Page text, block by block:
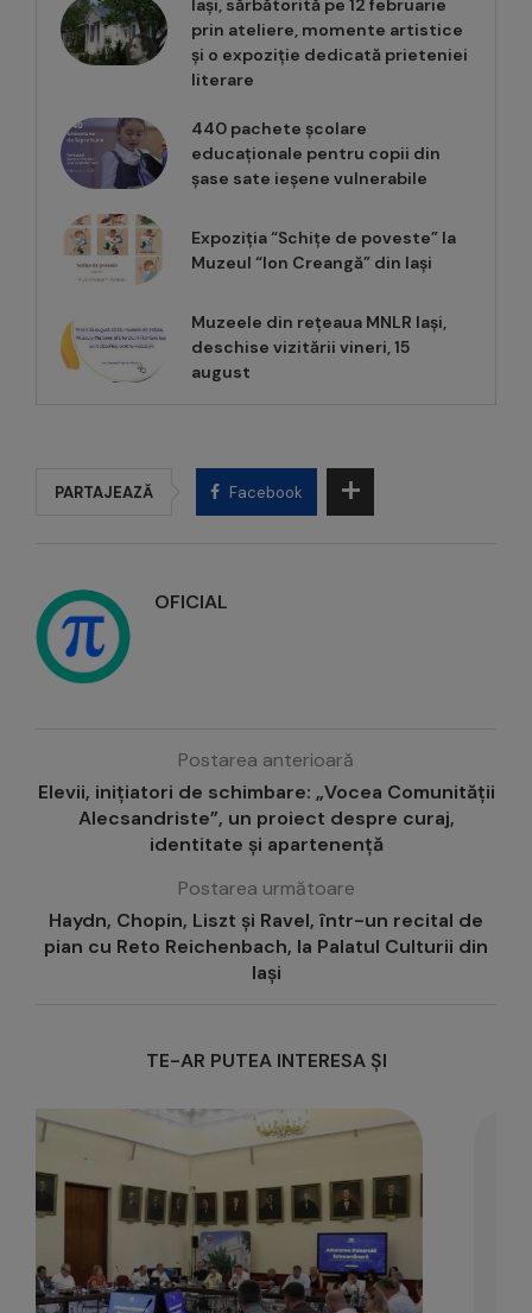
Iași, sărbătorită pe 12 februarie
prin ateliere, momente artistice
și o expoziție dedicată prieteniei
literare
440 pachete școlare
educaționale pentru copii din
șase sate ieșene vulnerabile
Expoziția “Schițe de poveste” la
Muzeul “Ion Creangă” din Iași
Muzeele din rețeaua MNLR Iași,
deschise vizitării vineri, 15
august
PARTAJEAZĂ Facebook
OFICIAL
Postarea anterioară
Elevii, inițiatori de schimbare: „Vocea Comunității
Alecsandriste”, un proiect despre curaj,
identitate și apartenență
Postarea următoare
Haydn, Chopin, Liszt și Ravel, într-un recital de
pian cu Reto Reichenbach, la Palatul Culturii din
Iași
TE-AR PUTEA INTERESA ȘI